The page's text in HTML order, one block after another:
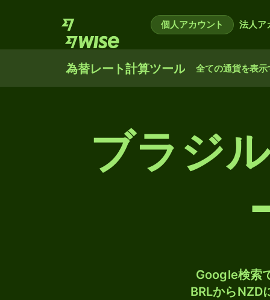
個人アカウント 法人ア
為替レート計算ツール 全ての通貨を表示
ブラジ
Google検索
BRLからNZD